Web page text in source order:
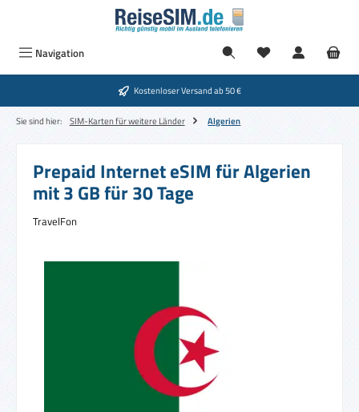
Zum Hauptinhalt springen
Navigation
Kostenloser Versand ab 50 €
Sie sind hier: SIM-Karten für weitere Länder Algerien
Prepaid Internet eSIM für Algerien
mit 3 GB für 30 Tage
TravelFon